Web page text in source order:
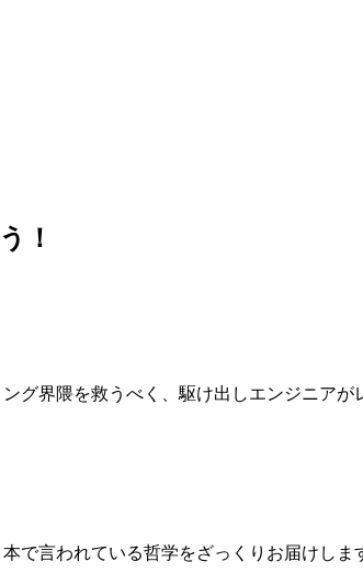
！
グ界隈を救うべく、駆け出しエンジニア
で言われている哲学をざっくりお届けしま